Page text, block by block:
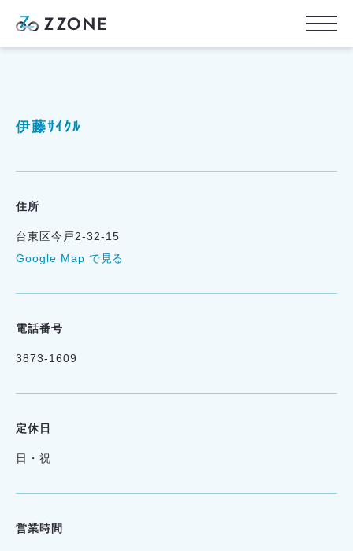
伊藤ｻｲｸﾙ
住所
台東区今戸2-32-15
Google Map で見る
電話番号
3873-1609
定休日
日・祝
営業時間